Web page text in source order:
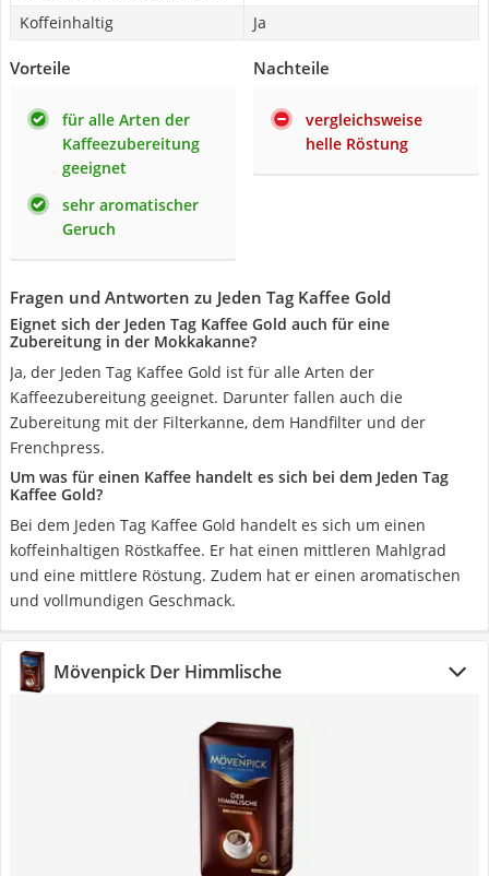
Koffeinhaltig Ja
Vorteile
für alle Arten der
Kaffeezubereitung
geeignet
sehr aromatischer
Geruch
Nachteile
vergleichsweise
helle Röstung
Fragen und Antworten zu Jeden Tag Kaffee Gold
Eignet sich der Jeden Tag Kaffee Gold auch für eine
Zubereitung in der Mokkakanne?
Ja, der Jeden Tag Kaffee Gold ist für alle Arten der
Kaffeezubereitung geeignet. Darunter fallen auch die
Zubereitung mit der Filterkanne, dem Handfilter und der
Frenchpress.
Um was für einen Kaffee handelt es sich bei dem Jeden Tag
Kaffee Gold?
Bei dem Jeden Tag Kaffee Gold handelt es sich um einen
koffeinhaltigen Röstkaffee. Er hat einen mittleren Mahlgrad
und eine mittlere Röstung. Zudem hat er einen aromatischen
und vollmundigen Geschmack.
Mövenpick Der Himmlische